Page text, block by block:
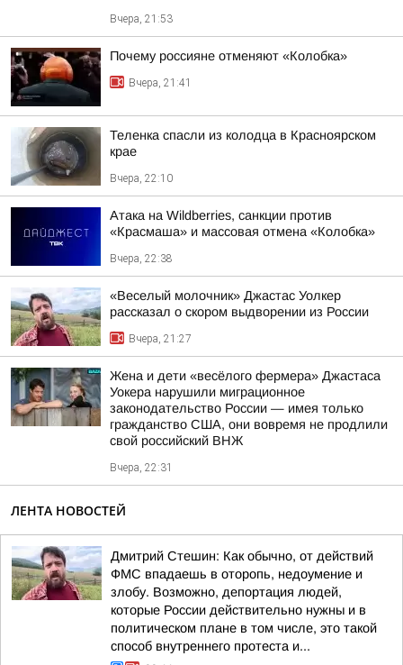
Вчера, 21:53
Почему россияне отменяют «Колобка»
Вчера, 21:41
Теленка спасли из колодца в Красноярском
крае
Вчера, 22:10
Атака на Wildberries, санкции против
«Красмаша» и массовая отмена «Колобка»
Вчера, 22:38
«Веселый молочник» Джастас Уолкер
рассказал о скором выдворении из России
Вчера, 21:27
Жена и дети «весёлого фермера» Джастаса
Уокера нарушили миграционное
законодательство России — имея только
гражданство США, они вовремя не продлили
свой российский ВНЖ
Вчера, 22:31
ЛЕНТА НОВОСТЕЙ
Дмитрий Стешин: Как обычно, от действий
ФМС впадаешь в оторопь, недоумение и
злобу. Возможно, депортация людей,
которые России действительно нужны и в
политическом плане в том числе, это такой
способ внутреннего протеста и...